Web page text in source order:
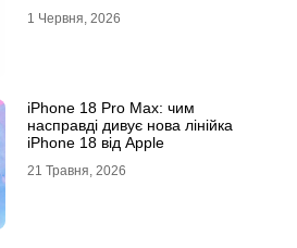
1 Червня, 2026
iPhone 18 Pro Max: чим
насправді дивує нова лінійка
iPhone 18 від Apple
21 Травня, 2026